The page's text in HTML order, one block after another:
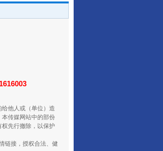
他人或（单位）造
传媒网站中的部份
先行撤除，以保护
链接，授权合法、健